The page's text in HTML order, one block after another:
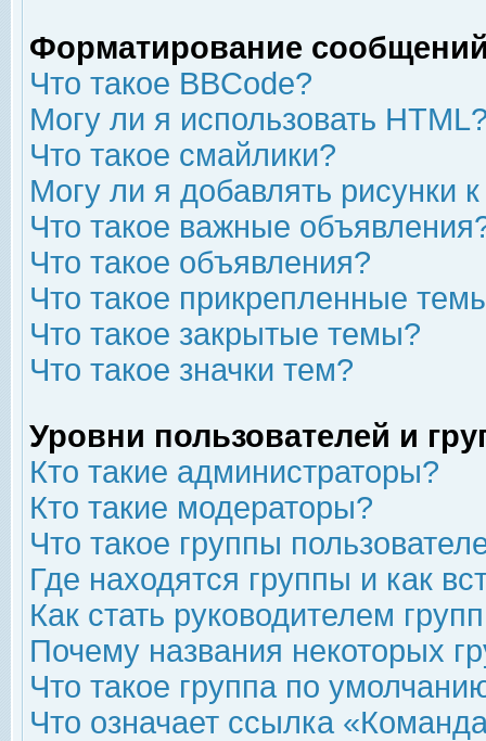
Форматирование
Что такое BBCode?
Могу ли я использовать
Что такое смайлики?
Могу ли я добавлять рисунки
Что такое важные
Что такое объявления?
Что такое прикрепленные
Что такое закрытые темы?
Что такое значки тем?
Уровни пользователей и
Кто такие администраторы?
Кто такие модераторы?
Что такое группы
Где находятся группы и как
Как стать руководителем
Почему названия некоторых
Что такое группа по
Что означает ссылка